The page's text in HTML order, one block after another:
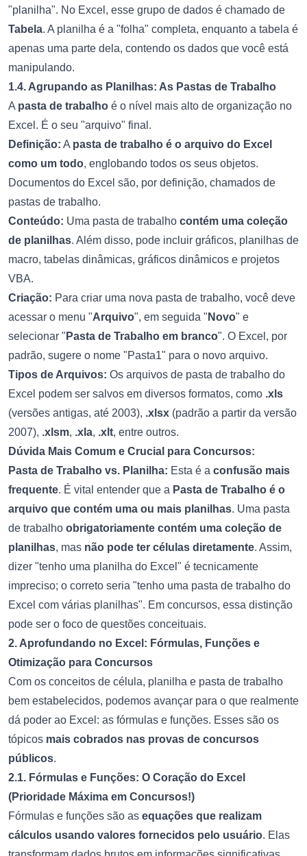
"planilha". No Excel, esse grupo de dados é chamado de
Tabela. A planilha é a "folha" completa, enquanto a tabela é
apenas uma parte dela, contendo os dados que você está
manipulando.
1.4. Agrupando as Planilhas: As Pastas de Trabalho
A pasta de trabalho é o nível mais alto de organização no
Excel. É o seu "arquivo" final.
Definição: A pasta de trabalho é o arquivo do Excel
como um todo, englobando todos os seus objetos.
Documentos do Excel são, por definição, chamados de
pastas de trabalho.
Conteúdo: Uma pasta de trabalho contém uma coleção
de planilhas. Além disso, pode incluir gráficos, planilhas de
macro, tabelas dinâmicas, gráficos dinâmicos e projetos
VBA.
Criação: Para criar uma nova pasta de trabalho, você deve
acessar o menu "Arquivo", em seguida " Novo" e
selecionar " Pasta de Trabalho em branco". O Excel, por
padrão, sugere o nome "Pasta1" para o novo arquivo.
Tipos de Arquivos: Os arquivos de pasta de trabalho do
Excel podem ser salvos em diversos formatos, como .xls
(versões antigas, até 2003), .xlsx (padrão a partir da versão
2007), .xlsm, .xla, .xlt, entre outros.
Dúvida Mais Comum e Crucial para Concursos:
Pasta de Trabalho vs. Planilha: Esta é a confusão mais
frequente. É vital entender que a Pasta de Trabalho é o
arquivo que contém uma ou mais planilhas. Uma pasta
de trabalho obrigatoriamente contém uma coleção de
planilhas, mas não pode ter células diretamente. Assim,
dizer "tenho uma planilha do Excel" é tecnicamente
impreciso; o correto seria "tenho uma pasta de trabalho do
Excel com várias planilhas". Em concursos, essa distinção
pode ser o foco de questões conceituais.
2. Aprofundando no Excel: Fórmulas, Funções e
Otimização para Concursos
Com os conceitos de célula, planilha e pasta de trabalho
bem estabelecidos, podemos avançar para o que realmente
dá poder ao Excel: as fórmulas e funções. Esses são os
tópicos mais cobrados nas provas de concursos
públicos.
2.1. Fórmulas e Funções: O Coração do Excel
(Prioridade Máxima em Concursos!)
Fórmulas e funções são as equações que realizam
cálculos usando valores fornecidos pelo usuário. Elas